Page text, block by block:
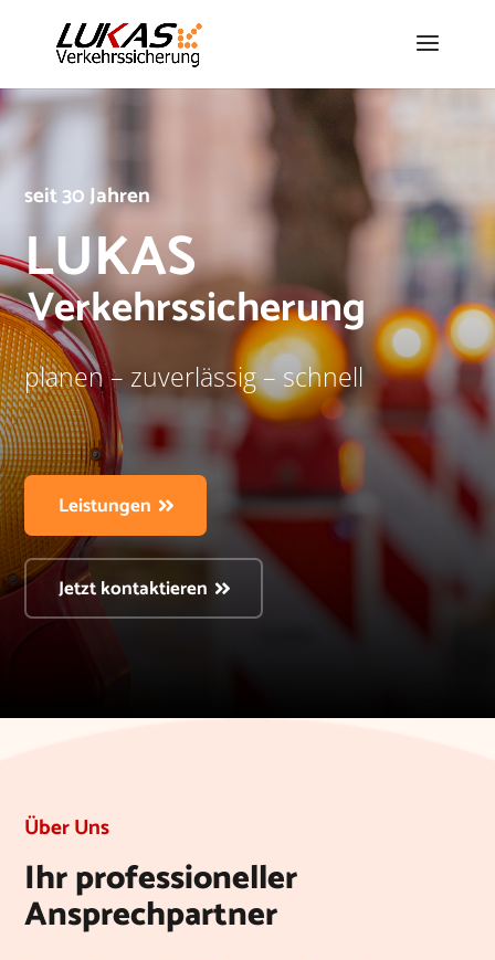
seit 30 Jahren
LUKAS
Verkehrssicherung
planen – zuverlässig – schnell
Leistungen
Jetzt kontaktieren
Über Uns
Ihr professioneller
Ansprechpartner